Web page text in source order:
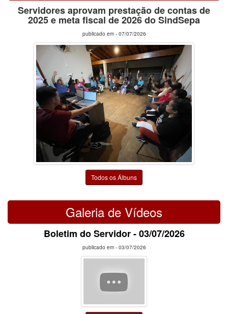
Servidores aprovam prestação de contas de
2025 e meta fiscal de 2026 do SindSepa
publicado em - 07/07/2026
Todos os Álbuns
Galeria de Vídeos
Boletim do Servidor - 03/07/2026
publicado em - 03/07/2026